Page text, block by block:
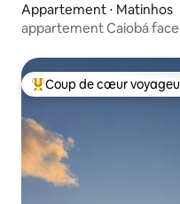
Appartement ⋅ Matinhos
appartement Caiobá face
Coups de cœur
Coup de cœur